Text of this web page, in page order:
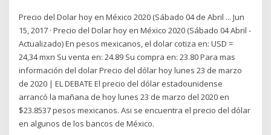
Precio del Dolar hoy en México 2020 (Sábado 04 de Abril ... Jun
15, 2017 · Precio del Dolar hoy en México 2020 (Sábado 04 Abril -
Actualizado) En pesos mexicanos, el dolar cotiza en: USD =
24,34 mxn Su venta en: 24.89 Su compra en: 23.80 Para mas
información del dolar Precio del dólar hoy lunes 23 de marzo
de 2020 | EL DEBATE El precio del dólar estadounidense
arrancó la mañana de hoy lunes 23 de marzo del 2020 en
$23.8537 pesos mexicanos. Asi se encuentra el precio del dólar
en algunos de los bancos de México.